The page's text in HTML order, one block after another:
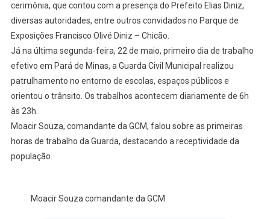
cerimônia, que contou com a presença do Prefeito Elias Diniz,
diversas autoridades, entre outros convidados no Parque de
Exposições Francisco Olivé Diniz – Chicão.
Já na última segunda-feira, 22 de maio, primeiro dia de trabalho
efetivo em Pará de Minas, a Guarda Civil Municipal realizou
patrulhamento no entorno de escolas, espaços públicos e
orientou o trânsito. Os trabalhos acontecem diariamente de 6h
às 23h.
Moacir Souza, comandante da GCM, falou sobre as primeiras
horas de trabalho da Guarda, destacando a receptividade da
população.
Moacir Souza comandante da GCM